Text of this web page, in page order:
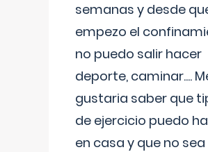
semanas y desde
empezo el
no puedo salir hacer
deporte, caminar....
gustaria saber que
de ejercicio puedo
en casa y que no sea